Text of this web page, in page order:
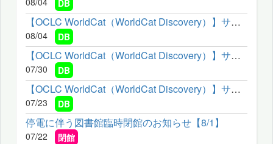
DB
【OCLC WorldCat（WorldCat Discovery）】サービスメンテナンスの...
08/04 DB
【OCLC WorldCat（WorldCat Discovery）】サービスメンテナンスの...
07/30 DB
【OCLC WorldCat（WorldCat Discovery）】サービスメンテナンスの...
07/23 DB
停電に伴う図書館臨時閉館のお知らせ【8/1】
07/22 閉館